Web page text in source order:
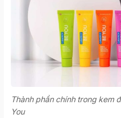
Thành phần chính trong kem
You